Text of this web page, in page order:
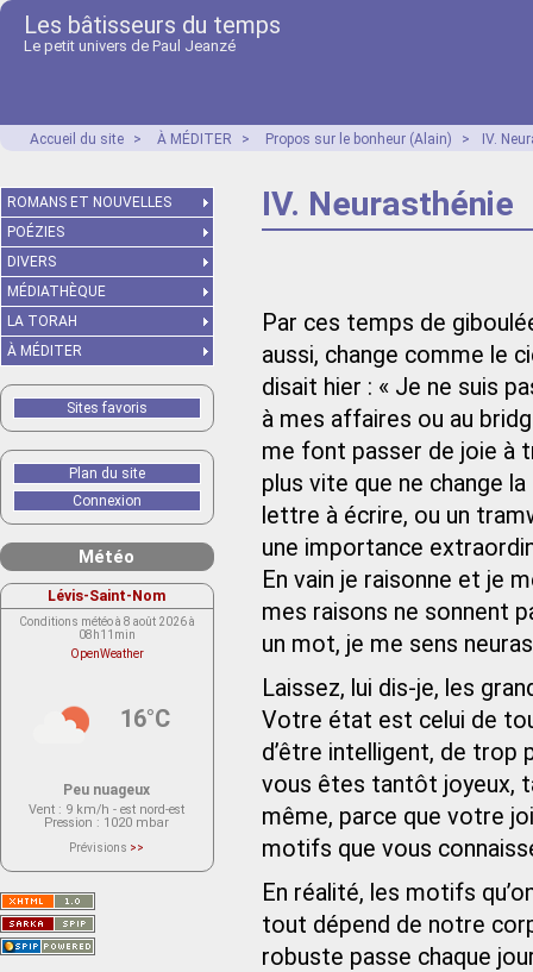
Les bâtisseurs du temps
Le petit univers de Paul Jeanzé
Accueil du site > À MÉDITER > Propos sur le bonheur (Alain) > IV.
IV. Neurasthénie
Par ces temps de
aussi, change comme le
disait hier : « Je ne suis
à mes affaires ou au
me font passer de joie à
plus vite que ne change
lettre à écrire, ou un
une importance
En vain je raisonne et je
mes raisons ne sonnent
un mot, je me sens
Laissez, lui dis-je, les
Votre état est celui de
d’être intelligent, de trop
vous êtes tantôt joyeux,
même, parce que votre
motifs que vous
En réalité, les motifs
tout dépend de notre
robuste passe chaque
ROMANS ET NOUVELLES
POÉZIES
DIVERS
MÉDIATHÈQUE
LA TORAH
À MÉDITER
Sites favoris
Plan du site
Connexion
Météo
Lévis-Saint-Nom
Conditions météo à 8 août 2026 à
08h11min
OpenWeather
16°C
Peu nuageux
Vent : 9 km/h - est nord-est
Pression : 1020 mbar
Prévisions >>
actuellement aucune prévision
Saint-Nom.
Veuillez consulter le message du
service ci-dessous.
(401 - Invalid API key. Please see
https://openweathermap.org/faq#error401